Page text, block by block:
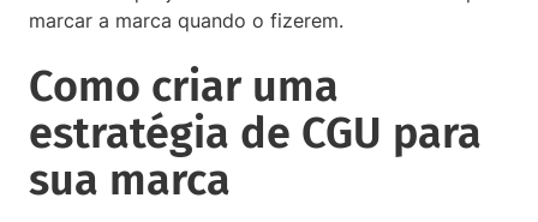
marcar a marca quando o fizerem.
Como criar uma
estratégia de CGU para
sua marca